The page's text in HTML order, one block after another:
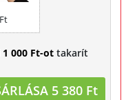
1 000 Ft-ot takarít
5 380 Ft